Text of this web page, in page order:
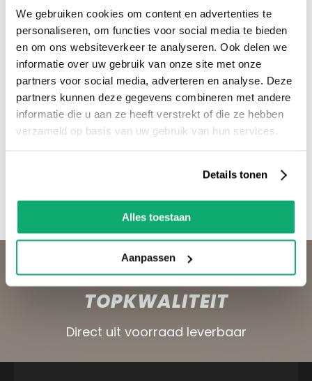
We gebruiken cookies om content en advertenties te
personaliseren, om functies voor social media te bieden
en om ons websiteverkeer te analyseren. Ook delen we
informatie over uw gebruik van onze site met onze
partners voor social media, adverteren en analyse. Deze
partners kunnen deze gegevens combineren met andere
informatie die u aan ze heeft verstrekt of die ze hebben
verzameld op basis van uw gebruik van hun services.
Details tonen
Alles toestaan
Aanpassen
offerte aan.
Liever zelf komen kijken?
Bezoek onze showroom in Kaatsheuvel,
voldoende parkeergelegenheid en ruime
voorraad! Het is nu ook mogelijk om in de
winkel te kijken via Street View!
Let op! Artikel mag niet retour!
TEGELS EN SANITAIR VAN
TOPKWALITEIT
Direct uit voorraad leverbaar